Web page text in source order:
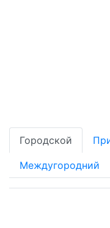
Городской
Междугородний